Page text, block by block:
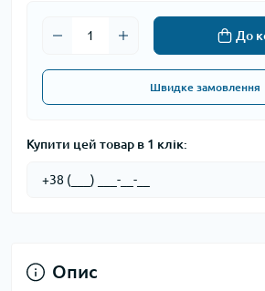
До
Швидке замовлення
Купити цей товар в 1 клік:
Опис